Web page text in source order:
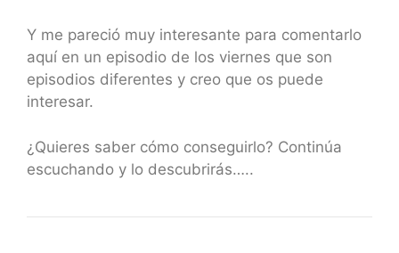
Y me pareció muy interesante para comentarlo
aquí en un episodio de los viernes que son
episodios diferentes y creo que os puede
interesar.
¿Quieres saber cómo conseguirlo? Continúa
escuchando y lo descubrirás…..